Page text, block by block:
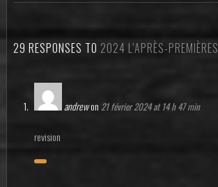
29 RESPONSES TO 2024 L’APRÈS-PREMIÈRES
andrewon 21 février 2024 at 14 h 47 min
revision